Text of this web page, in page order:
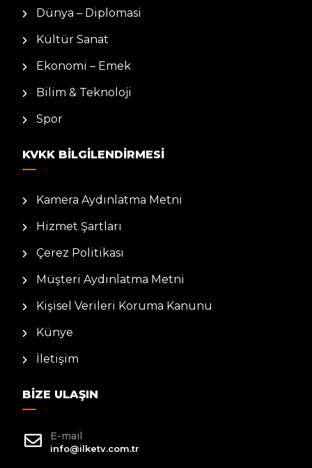
Dünya – Diplomasi
Kültür Sanat
Ekonomi – Emek
Bilim & Teknoloji
Spor
KVKK BILGILENDIRMESI
Kamera Aydınlatma Metni
Hizmet Şartları
Çerez Politikası
Müşteri Aydınlatma Metni
Kişisel Verileri Koruma Kanunu
Künye
İletişim
BIZE ULAŞIN
E-mail
info@ilketv.com.tr